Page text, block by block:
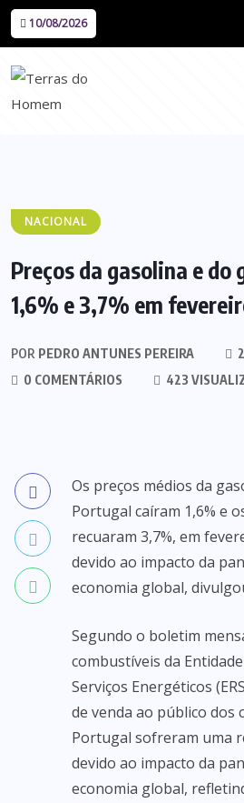
10/08/2026
NACIONAL
Preços da gasolina e do
1,6% e 3,7% em
POR PEDRO ANTUNES PEREIRA
0 COMENTÁRIOS
423
Os preços médios da
Portugal caíram 1,6% e
recuaram 3,7%, em
devido ao impacto da
economia global,
Segundo o boletim
combustíveis da
Serviços Energéticos
de venda ao público dos
Portugal sofreram uma
devido ao impacto da
economia global,